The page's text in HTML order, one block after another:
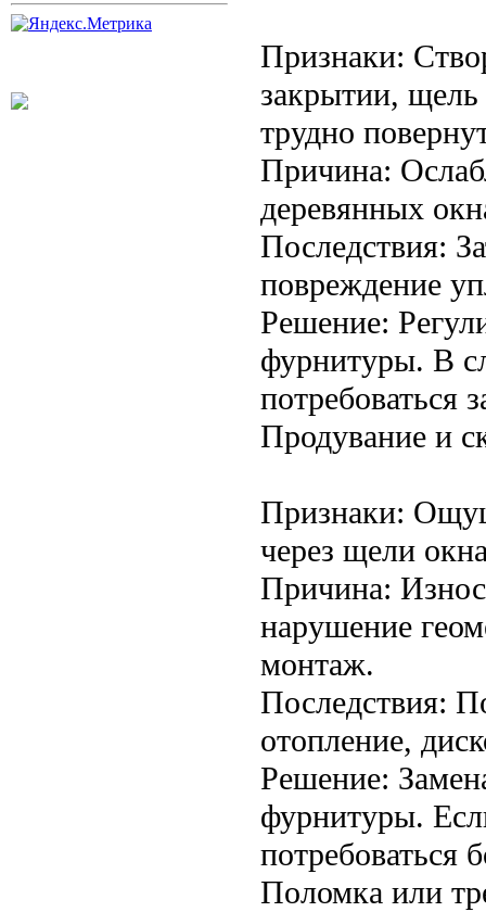
Признаки:
закрытии,
трудно
Причина:
деревянных
Последствия:
повреждение
Решение:
фурнитуры. В
потребоваться
Продувание и
Признаки:
через щели
Причина:
нарушение
монтаж.
Последствия:
отопление,
Решение:
фурнитуры.
потребоваться
Поломка или